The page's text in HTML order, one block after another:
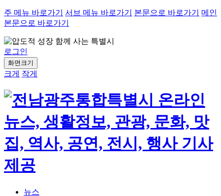
주 메뉴 바로가기 서브 메뉴 바로가기 본문으로 바로가기
메인
본문으로 바로가기
로그인
화면크기
크게 작게
뉴스